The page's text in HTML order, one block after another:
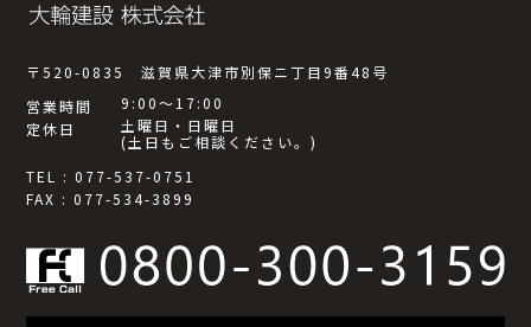
〒520-0835 滋賀県大津市別保ニ丁目9番48号
営業時間
9:00～17:00
定休日
土曜日・日曜日
(土日もご相談ください。)
TEL : 077-537-0751
FAX : 077-534-3899